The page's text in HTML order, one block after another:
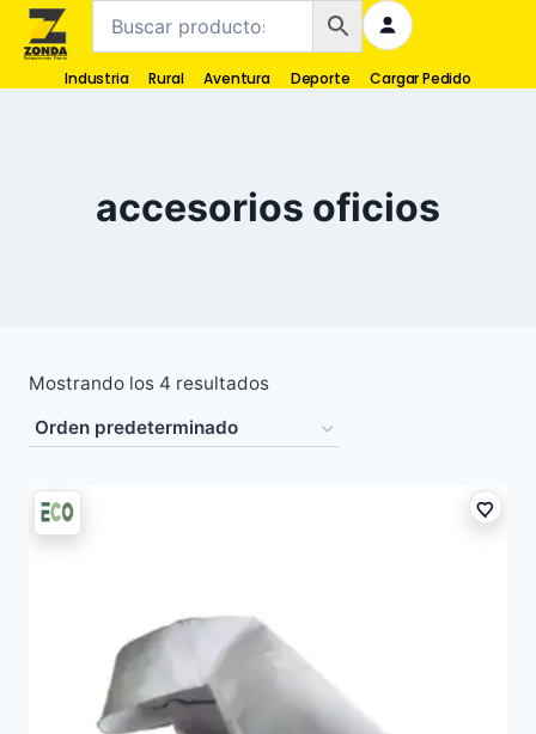
Industria Rural Aventura Deporte Cargar Pedido
accesorios oficios
Mostrando los 4 resultados